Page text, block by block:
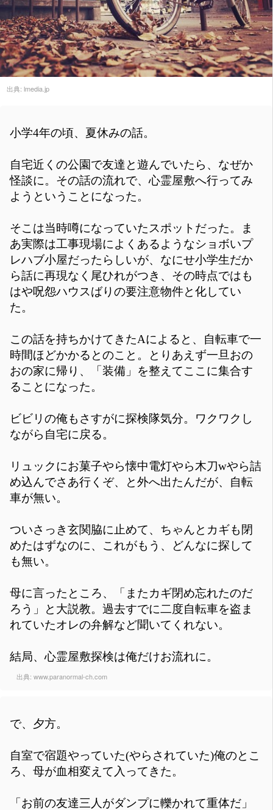
出典: lmedia.jp
小学4年の頃、夏休みの話。
自宅近くの公園で友達と遊んでいたら、なぜか
怪談に。その話の流れで、心霊屋敷へ行ってみ
ようということになった。
そこは当時噂になっていたスポットだった。ま
あ実際は工事現場によくあるようなショボいプ
レハブ小屋だったらしいが、なにせ小学生だか
ら話に再現なく尾ひれがつき、その時点ではも
はや呪怨ハウスばりの要注意物件と化してい
た。
この話を持ちかけてきたAによると、自転車で一
時間ほどかかるとのこと。とりあえず一旦おの
おの家に帰り、「装備」を整えてここに集合す
ることになった。
ビビリの俺もさすがに探検隊気分。ワクワクし
ながら自宅に戻る。
リュックにお菓子やら懐中電灯やら木刀wやら詰
め込んでさあ行くぞ、と外へ出たんだが、自転
車が無い。
ついさっき玄関脇に止めて、ちゃんとカギも閉
めたはずなのに、これがもう、どんなに探して
も無い。
母に言ったところ、「またカギ閉め忘れたのだ
ろう」と大説教。過去すでに二度自転車を盗ま
れていたオレの弁解など聞いてくれない。
結局、心霊屋敷探検は俺だけお流れに。
出典: www.paranormal-ch.com
で、夕方。
自室で宿題やっていた(やらされていた)俺のとこ
ろ、母が血相変えて入ってきた。
「お前の友達三人がダンプに轢かれて重体だ」